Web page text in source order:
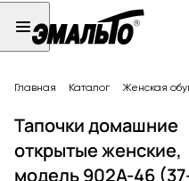
Главная Каталог Женская
Тапочки домашние
открытые женские,
модель 902A-46